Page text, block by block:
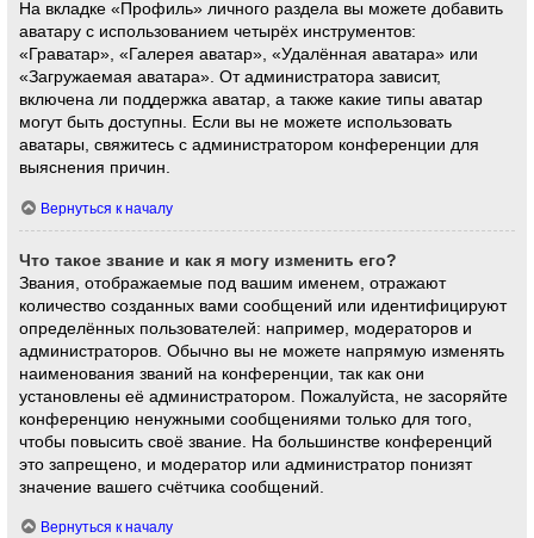
На вкладке «Профиль» личного раздела вы можете добавить
аватару с использованием четырёх инструментов:
«Граватар», «Галерея аватар», «Удалённая аватара» или
«Загружаемая аватара». От администратора зависит,
включена ли поддержка аватар, а также какие типы аватар
могут быть доступны. Если вы не можете использовать
аватары, свяжитесь с администратором конференции для
выяснения причин.
Вернуться к началу
Что такое звание и как я могу изменить его?
Звания, отображаемые под вашим именем, отражают
количество созданных вами сообщений или идентифицируют
определённых пользователей: например, модераторов и
администраторов. Обычно вы не можете напрямую изменять
наименования званий на конференции, так как они
установлены её администратором. Пожалуйста, не засоряйте
конференцию ненужными сообщениями только для того,
чтобы повысить своё звание. На большинстве конференций
это запрещено, и модератор или администратор понизят
значение вашего счётчика сообщений.
Вернуться к началу